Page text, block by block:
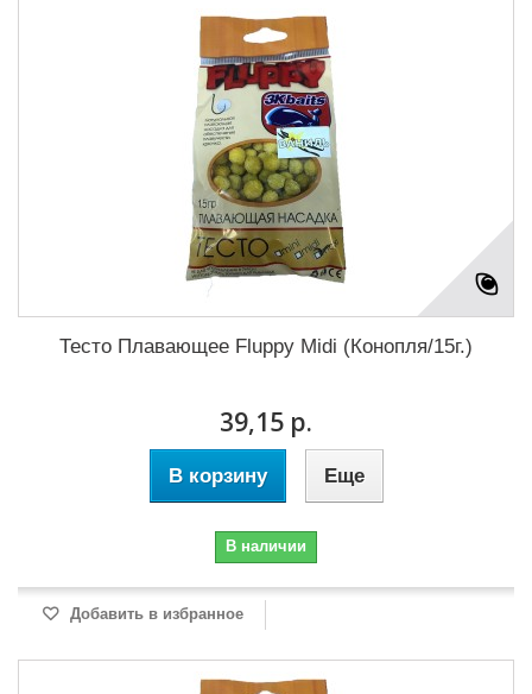
Тесто Плавающее Fluppy Midi (Конопля/15г.)
39,15 р.
В корзину Еще
В наличии
Добавить в избранное